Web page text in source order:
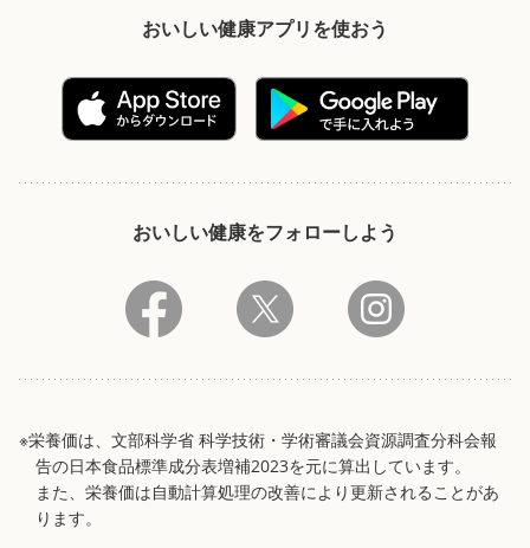
おいしい健康アプリを使おう
おいしい健康をフォローしよう
※栄養価は、文部科学省 科学技術・学術審議会資源調査分科会報
告の日本食品標準成分表増補2023を元に算出しています。
また、栄養価は自動計算処理の改善により更新されることがあ
ります。